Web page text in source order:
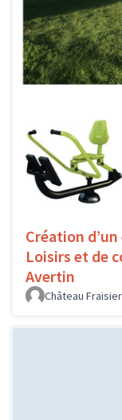
Création
Loisirs et de
Avertin
Château Fraisier